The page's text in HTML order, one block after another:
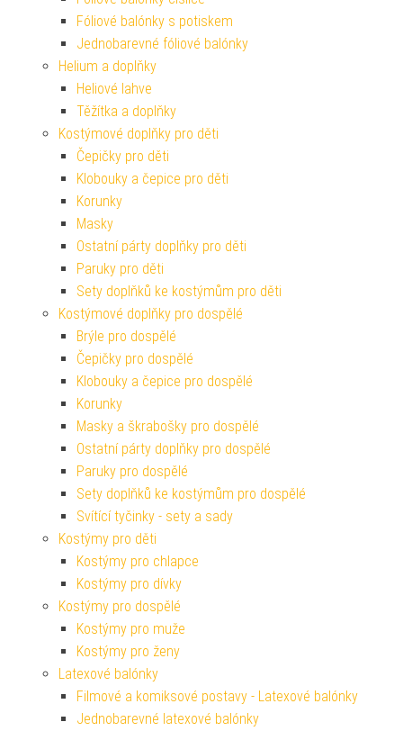
Fóliové balónky s potiskem
Jednobarevné fóliové balónky
Helium a doplňky
Heliové lahve
Těžítka a doplňky
Kostýmové doplňky pro děti
Čepičky pro děti
Klobouky a čepice pro děti
Korunky
Masky
Ostatní párty doplňky pro děti
Paruky pro děti
Sety doplňků ke kostýmům pro děti
Kostýmové doplňky pro dospělé
Brýle pro dospělé
Čepičky pro dospělé
Klobouky a čepice pro dospělé
Korunky
Masky a škrabošky pro dospělé
Ostatní párty doplňky pro dospělé
Paruky pro dospělé
Sety doplňků ke kostýmům pro dospělé
Svítící tyčinky - sety a sady
Kostýmy pro děti
Kostýmy pro chlapce
Kostýmy pro dívky
Kostýmy pro dospělé
Kostýmy pro muže
Kostýmy pro ženy
Latexové balónky
Filmové a komiksové postavy - Latexové balónky
Jednobarevné latexové balónky